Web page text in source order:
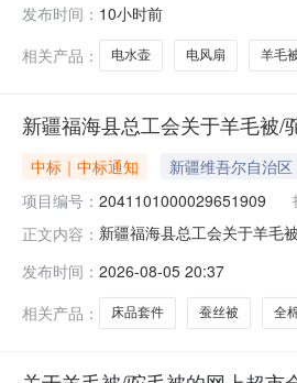
划名称:新疆维吾尔自治区
发布时间： 10小时前
相关产品：
电水壶 电风扇 羊毛
新疆福海县总工会关于羊毛被/
中标｜中标通知 新疆维吾尔自治
项目编号： 2041101000029651909
正文内容： 新疆福海县总工会关于羊毛
在行政区划编码:654323项
发布时间： 2026-08-05 20:37
相关产品：
床品套件 蚕丝被 全